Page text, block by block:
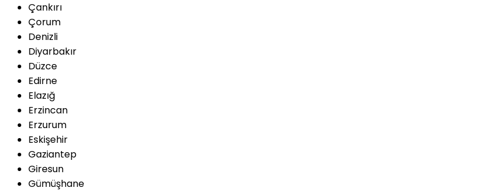
Çankırı
Çorum
Denizli
Diyarbakır
Düzce
Edirne
Elazığ
Erzincan
Erzurum
Eskişehir
Gaziantep
Giresun
Gümüşhane